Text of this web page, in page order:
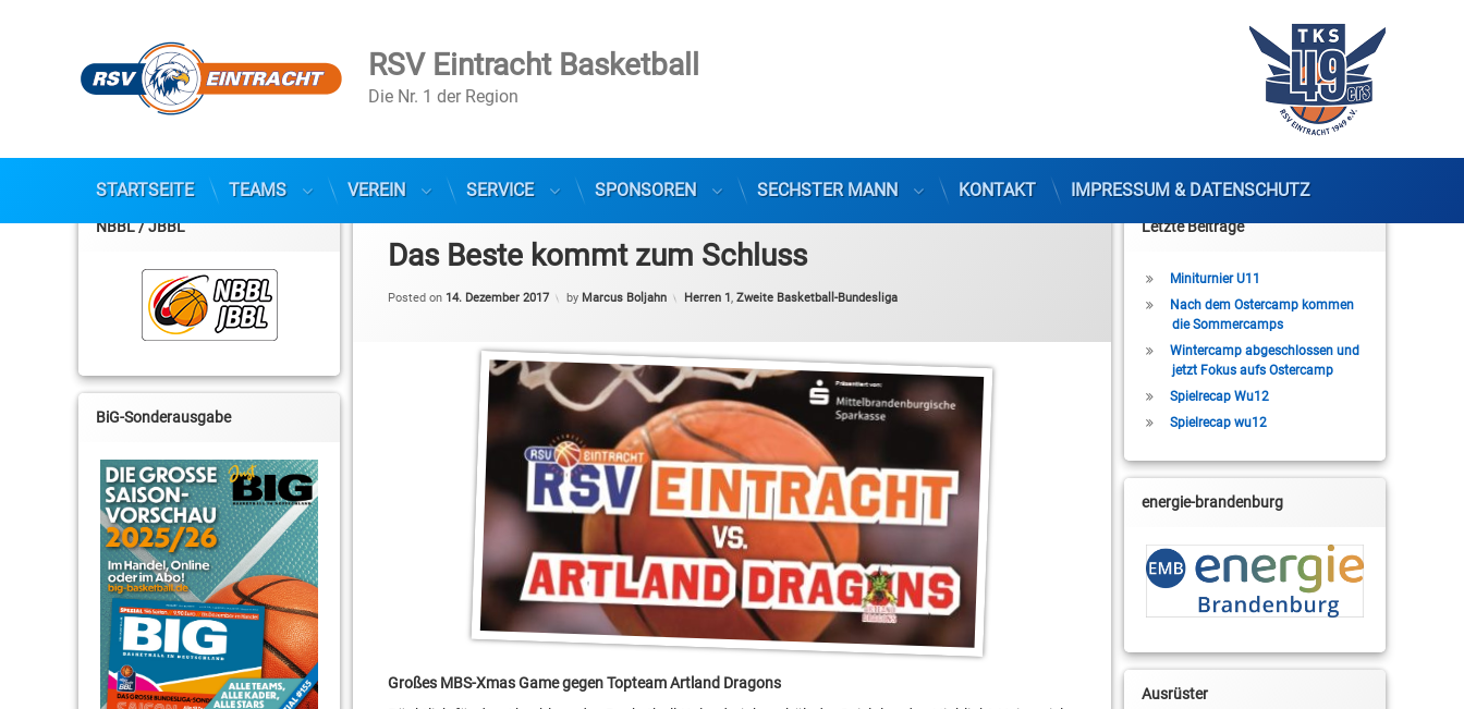
RSV Eintracht Basketball
Die Nr. 1 der Region
STARTSEITE TEAMS VEREIN SERVICE SPONSOREN SECHSTER MANN KONTAKT IMPRESSUM & DATENSCHUTZ
Das Beste kommt zum Schluss
Posted on 14. Dezember 2017 by Marcus Boljahn Categories:
Herren 1, Zweite Basketball-Bundesliga
Großes MBS-Xmas Game gegen Topteam Artland Dragons
NBBL / JBBL
BiG-Sonderausgabe
Letzte Beiträge
Miniturnier U11
Nach dem Ostercamp kommen
die Sommercamps
Wintercamp abgeschlossen und
jetzt Fokus aufs Ostercamp
Spielrecap Wu12
Spielrecap wu12
energie-brandenburg
Ausrüster